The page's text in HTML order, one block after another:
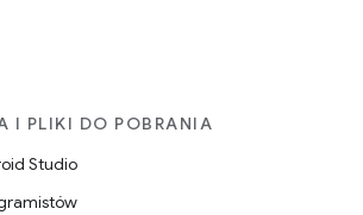
I PLIKI DO POBRANIA
Studio